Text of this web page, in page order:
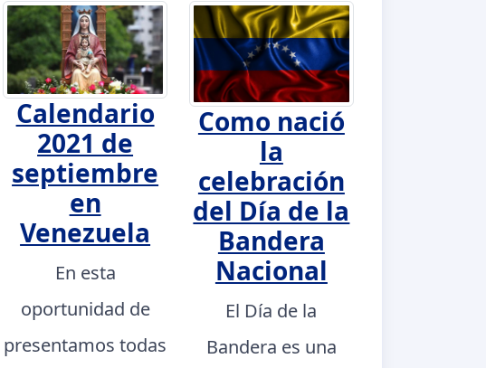
Calendario
2021 de
septiembre
en
Venezuela
En esta
oportunidad de
presentamos todas
Como nació
la
celebración
del Día de la
Bandera
Nacional
El Día de la
Bandera es una